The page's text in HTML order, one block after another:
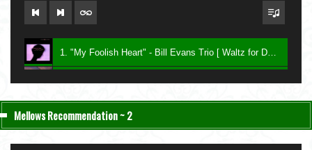
Mellows Recommendation ~ 2